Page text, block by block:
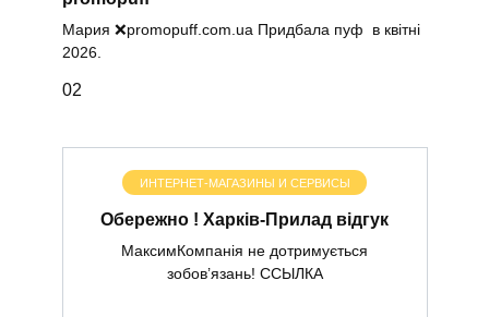
Мария ❌promopuff.com.uа Придбала пуф в квітні
2026.
02
ИНТЕРНЕТ-МАГАЗИНЫ И СЕРВИСЫ
Обережно ! Харків-Прилад відгук
МаксимКомпанія не дотримується
зобов’язань! ССЫЛКА